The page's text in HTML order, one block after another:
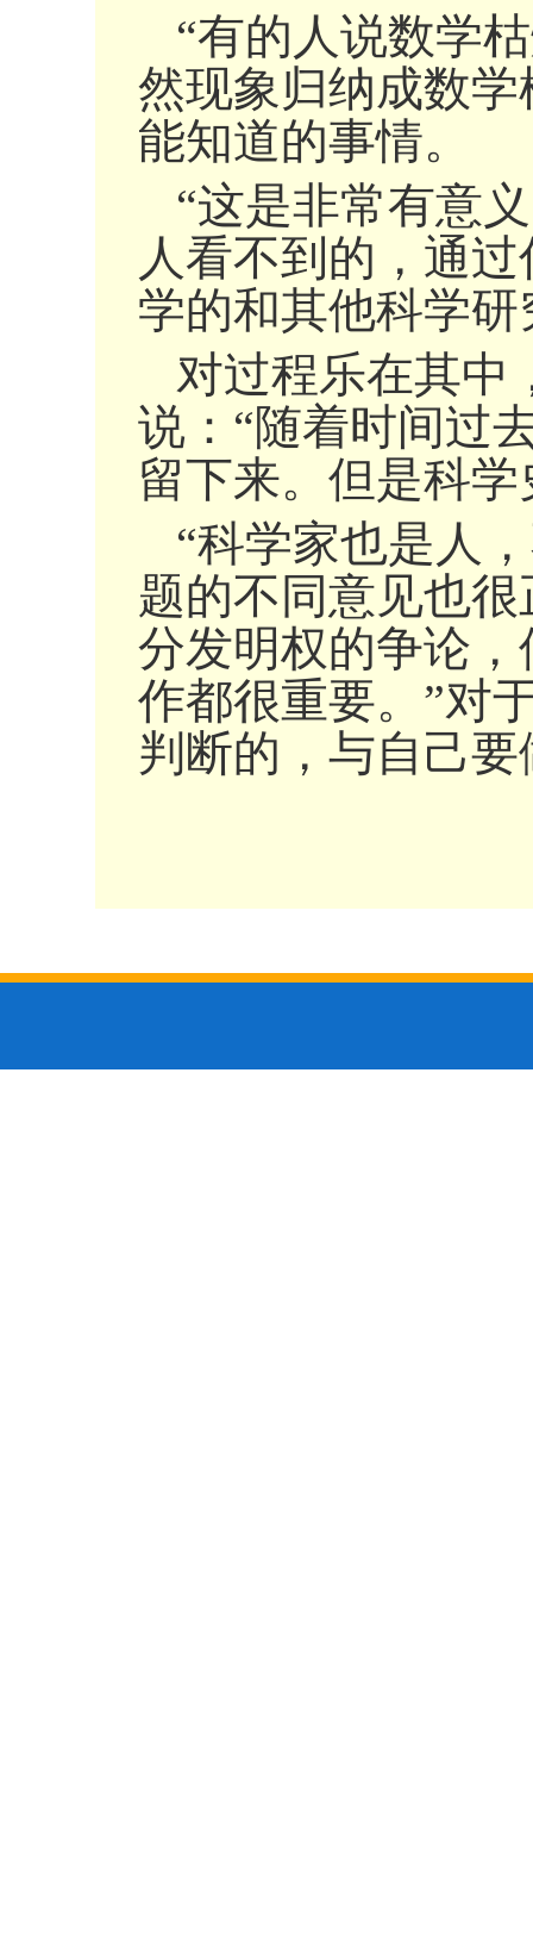
“有的人说数学
然现象归纳成数
能知道的事情。
“这是非常有意
人看不到的，通
学的和其他科学
对过程乐在其中
说：“随着时间过
留下来。但是科
“科学家也是人
题的不同意见也
分发明权的争论
作都很重要。”对
判断的，与自己